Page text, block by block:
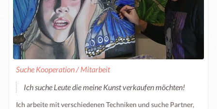
Suche Kooperation / Mitarbeit
Ich suche Leute die meine Kunst verkaufen möchten!
Ich arbeite mit verschiedenen Techniken und suche Partner,